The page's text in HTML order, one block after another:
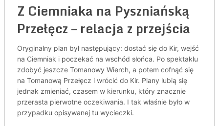
Z Ciemniaka na Pyszniańską
Przełęcz – relacja z przejścia
Oryginalny plan był następujący: dostać się do Kir, wejść
na Ciemniak i poczekać na wschód słońca. Po spektaklu
zdobyć jeszcze Tomanowy Wierch, a potem cofnąć się
na Tomanową Przełęcz i wrócić do Kir. Plany lubią się
jednak zmieniać, czasem w kierunku, który znacznie
przerasta pierwotne oczekiwania. I tak właśnie było w
przypadku opisywanej tu wycieczki.